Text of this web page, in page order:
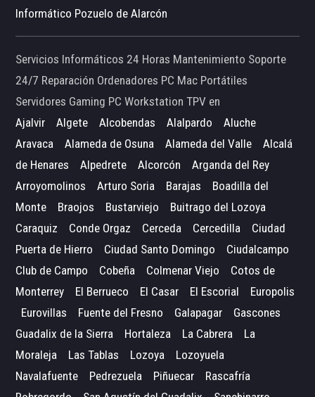
Informático Pozuelo de Alarcón
Servicios Informáticos 24 Horas Mantenimiento Soporte
24/7 Reparación Ordenadores PC Mac Portátiles
Servidores Gaming PC Workstation TPV en
Ajalvir
Algete Alcobendas Alalpardo
Aluche
Aravaca
Alameda de Osuna Alameda del Valle
Alcalá
de Henares
Alpedrete Alcorcón
Arganda del Rey
Arroyomolinos
Arturo Soria Barajas
Boadilla del
Monte
Braojos Bustarviejo
Buitrago del Lozoya
Caraquiz
Conde Orgaz Cerceda Cercedilla
Ciudad
Puerta de Hierro
Ciudad Santo Domingo
Ciudalcampo
Club de Campo
Cobeña Colmenar Viejo
Cotos de
Monterrey
El Berrueco El Casar El Escorial
Europolis
Eurovillas
Fuente del Fresno Galapagar
Gascones
Guadalix de la Sierra
Hortaleza La Cabrera
La
Moraleja
Las Tablas Lozoya
Lozoyuela
Navalafuente
Pedrezuela Piñuecar
Rascafría